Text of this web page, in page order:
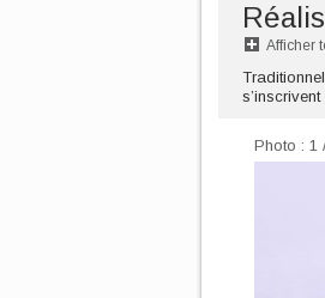
Afficher
Photo : 1